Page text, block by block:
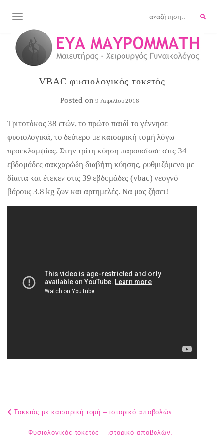
TOGGLE NAVIGATION
VBAC φυσιολογικός τοκετός
Posted on 9 Απριλίου 2018
Τριτοτόκος 38 ετών, το πρώτο παιδί το γέννησε
φυσιολογικά, το δεύτερο με καισαρική τομή λόγω
προεκλαμψίας. Στην τρίτη κύηση παρουσίασε στις 34
εβδομάδες σακχαρώδη διαβήτη κύησης, ρυθμιζόμενο με
δίαιτα και έτεκεν στις 39 εβδομάδες (vbac) νεογνό
βάρους 3.8 kg ζων και αρτημελές. Να μας ζήσει!
Post
Τοκετός με καισαρική τομή – ιστορικό αποβολών
Φυσιολογικός τοκετός – ιστορικό αποβολών,